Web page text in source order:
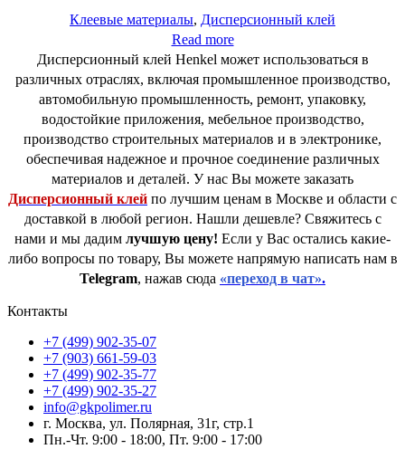
Клеевые материалы, Дисперсионный клей
Read more
Дисперсионный клей Henkel может использоваться в
различных отраслях, включая промышленное производство,
автомобильную промышленность, ремонт, упаковку,
водостойкие приложения, мебельное производство,
производство строительных материалов и в электронике,
обеспечивая надежное и прочное соединение различных
материалов и деталей. У нас Вы можете заказать
Дисперсионный клей по лучшим ценам в Москве и области с
доставкой в любой регион. Нашли дешевле? Свяжитесь с
нами и мы дадим лучшую цену! Если у Вас остались какие-
либо вопросы по товару, Вы можете напрямую написать нам в
Telegram, нажав сюда «переход в чат».
Контакты
+7 (499) 902-35-07
+7 (903) 661-59-03
+7 (499) 902-35-77
+7 (499) 902-35-27
info@gkpolimer.ru
г. Москва, ул. Полярная, 31г, стр.1
Пн.-Чт. 9:00 - 18:00, Пт. 9:00 - 17:00